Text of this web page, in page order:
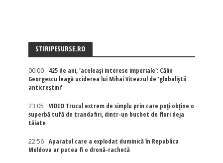
STIRIPESURSE.RO
00:00
425 de ani, 'aceleași interese imperiale': Călin
Georgescu leagă uciderea lui Mihai Viteazul de 'globaliștii
anticreștini'
23:05
VIDEO Trucul extrem de simplu prin care poți obține o
superbă tufă de trandafiri, dintr-un buchet de flori deja
tăiate
22:56
Aparatul care a explodat duminică în Republica
Moldova ar putea fi o dronă-rachetă